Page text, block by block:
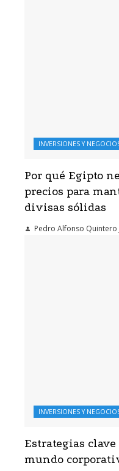
INVERSIONES Y
Por qué Egipto
precios para
divisas sólidas
Pedro Alfonso Quintero
INVERSIONES Y
Estrategias
mundo